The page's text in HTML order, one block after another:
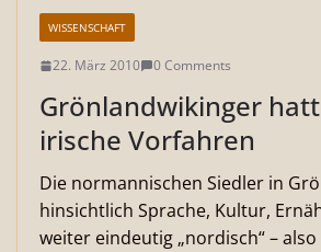
WISSENSCHAFT
22. März 2010 0 Comments
Grönlandwikinger
irische Vorfahren
Die normannischen Siedler in
hinsichtlich Sprache, Kultur,
weiter eindeutig „nordisch“ –